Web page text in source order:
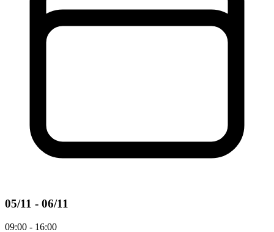
05/11 - 06/11
09:00 - 16:00